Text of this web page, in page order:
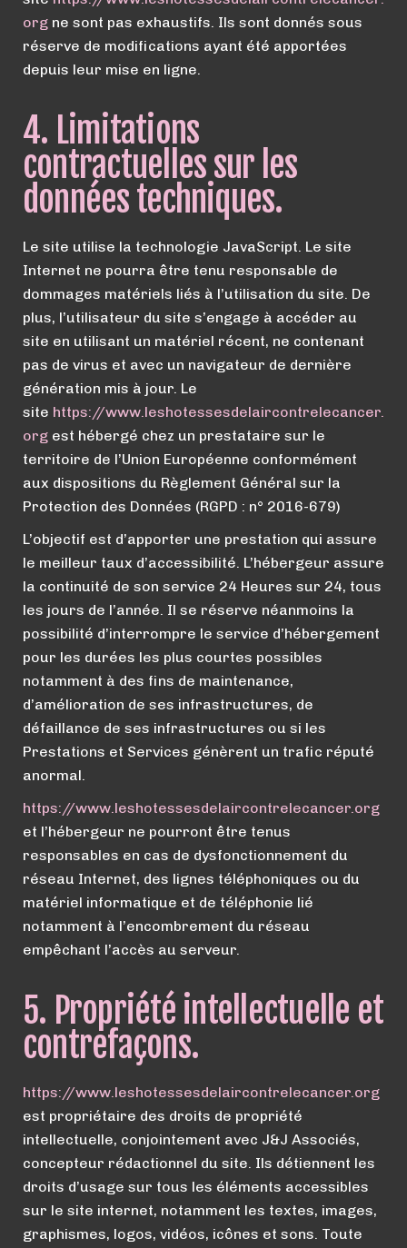
org ne sont pas exhaustifs. Ils sont donnés sous
réserve de modifications ayant été apportées
depuis leur mise en ligne.
4. Limitations
contractuelles sur les
données techniques.
Le site utilise la technologie JavaScript. Le site
Internet ne pourra être tenu responsable de
dommages matériels liés à l’utilisation du site. De
plus, l’utilisateur du site s’engage à accéder au
site en utilisant un matériel récent, ne contenant
pas de virus et avec un navigateur de dernière
génération mis à jour. Le
site https://www.leshotessesdelaircontrelecancer.
org est hébergé chez un prestataire sur le
territoire de l’Union Européenne conformément
aux dispositions du Règlement Général sur la
Protection des Données (RGPD : n° 2016-679)
L’objectif est d’apporter une prestation qui assure
le meilleur taux d’accessibilité. L’hébergeur assure
la continuité de son service 24 Heures sur 24, tous
les jours de l’année. Il se réserve néanmoins la
possibilité d’interrompre le service d’hébergement
pour les durées les plus courtes possibles
notamment à des fins de maintenance,
d’amélioration de ses infrastructures, de
défaillance de ses infrastructures ou si les
Prestations et Services génèrent un trafic réputé
anormal.
https://www.leshotessesdelaircontrelecancer.org
et l’hébergeur ne pourront être tenus
responsables en cas de dysfonctionnement du
réseau Internet, des lignes téléphoniques ou du
matériel informatique et de téléphonie lié
notamment à l’encombrement du réseau
empêchant l’accès au serveur.
5. Propriété intellectuelle et
contrefaçons.
https://www.leshotessesdelaircontrelecancer.org
est propriétaire des droits de propriété
intellectuelle, conjointement avec J&J Associés,
concepteur rédactionnel du site. Ils détiennent les
droits d’usage sur tous les éléments accessibles
sur le site internet, notamment les textes, images,
graphismes, logos, vidéos, icônes et sons. Toute